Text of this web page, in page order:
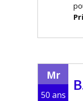
Mr
50 ans